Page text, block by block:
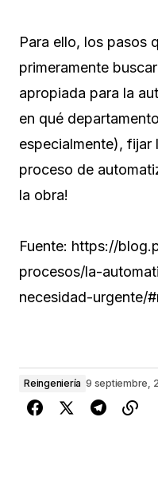
Para ello, los pasos
primeramente
apropiada para la
en qué
especialmente), fijar
proceso de
la obra!
Fuente: https://
procesos/la-
necesidad-urgente/
Reingeniería 9 septiembre,